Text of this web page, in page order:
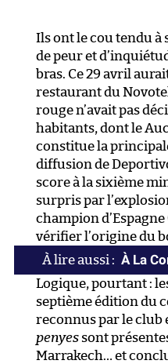
Ils ont le cou tendu à
de peur et
bras. Ce 29 avril
restaurant du
rouge n’avait pas
habitants, dont le
constitue la
diffusion de
score à la sixième
surpris par
champion
vérifier l’origine du
À La
Logique, pourtant :
septième édition du
reconnus par le club
penyes sont
Marrakech… et